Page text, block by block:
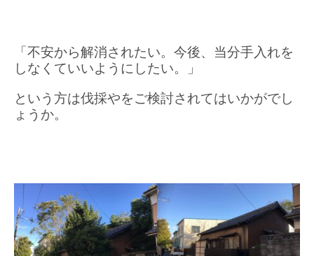
「不安から解消されたい。今後、当分手入れを
しなくていいようにしたい。」
という方は伐採やをご検討されてはいかがでし
ょうか。